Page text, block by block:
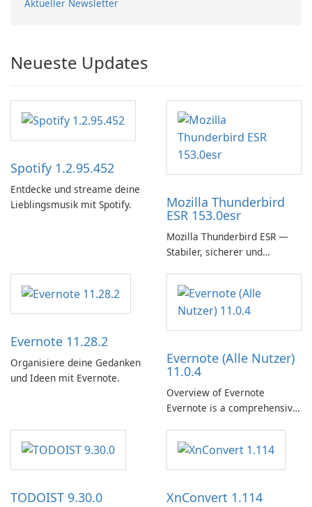
Aktueller Newsletter
Neueste Updates
Spotify 1.2.95.452
Entdecke und streame deine
Lieblingsmusik mit Spotify.
Mozilla Thunderbird
ESR 153.0esr
Mozilla Thunderbird ESR —
Stabiler, sicherer und
Mail-Client
Evernote 11.28.2
Organisiere deine Gedanken
und Ideen mit Evernote.
Evernote (Alle Nutzer)
11.0.4
Overview of Evernote
Evernote is a comprehensive
software designed to help
users capture, organize, and
access information across
TODOIST 9.30.0 XnConvert 1.114